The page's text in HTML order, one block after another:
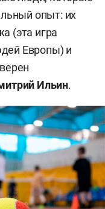
опыт: их
(эта игра
Европы) и
Ильин.